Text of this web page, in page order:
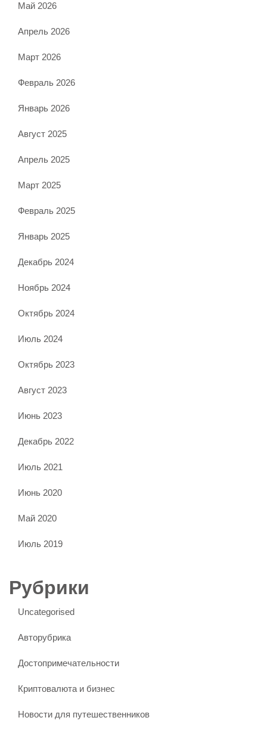
Май 2026
Апрель 2026
Март 2026
Февраль 2026
Январь 2026
Август 2025
Апрель 2025
Март 2025
Февраль 2025
Январь 2025
Декабрь 2024
Ноябрь 2024
Октябрь 2024
Июль 2024
Октябрь 2023
Август 2023
Июнь 2023
Декабрь 2022
Июль 2021
Июнь 2020
Май 2020
Июль 2019
Рубрики
Uncategorised
Авторубрика
Достопримечательности
Криптовалюта и бизнес
Новости для путешественников